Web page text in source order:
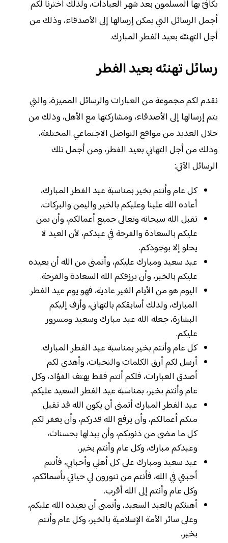
يكافئ بها المسلمون بعد شهر العبادات، ولذلك اخترنا لكم
أجمل الرسائل التي يمكن إرسالها إلى الأصدقاء، وذلك من
أجل التهنئة بعيد الفطر المبارك.
رسائل تهنئه بعيد الفطر
نقدم لكم مجموعة من العبارات والرسائل المميزة، والتي
يتم إرسالها إلى الأصدقاء، ومشاركتها مع الأهل، وذلك من
خلال العديد من مواقع التواصل الاجتماعي المختلفة،
وذلك من أجل التهاني بعيد الفطر، ومن أجمل تلك
الرسائل الآتي:
كل عام وأنتم بخير بمناسبة عيد الفطر المبارك،
أعاده الله علينا وعليكم بالخير واليمن والبركات.
تقبل الله سبحانه وتعالى جميع أعمالكم، وأن يمن
عليكم بالسعادة والفرحة في عيدكم، لأن العيد لا
يحلو إلا بوجودكم.
عيد سعيد ومبارك عليكم، وأتمنى من الله أن يعيده
عليكم بالخير، وأن يرزقكم الله السعادة والفرحة.
اليوم هو من الأيام الغير عادية، فهو يوم عيد الفطر
المبارك، ولذلك أسابقكم بالتهاني، وأزف إليكم
البشارة، جعله الله عيد مبارك وسعيد ومسرور
عليكم.
كل عام وأنتم بخير بمناسبة عيد الفطر المبارك.
أرسل لكم أرق الكلمات والتحيات، وأهدي لكم
أصدق العبارات، فلكم أنتم فقط يهتف الفؤاد، وكل
عام وأنتم بخير، بمناسبة عيد الفطر السعيد عليكم.
عيد الفطر المبارك أتمنى أن يكون الله قد تقبل
منكم أعمالكم، وأن يرفع الله قدركم، وأن يغفر لكم
كل ما مضى من ذنوبكم، وأن يبدلها بحسنات،
وعيدكم مبارك، وكل عام وأنتم بخير.
عيد سعيد ومبارك على كل أهلي وأحبابي، فأنتم
أحبتي في الله، فأنتم من تنورون لي حياتي بأسمائكم،
وكل عام وأنتم إلى الله أقرب.
أهنئكم بالعيد السعيد، وأتمنى أن يعيده الله عليكم،
وعلى سائر الأمة الإسلامية بالخير، وكل عام وأنتم
بخير.